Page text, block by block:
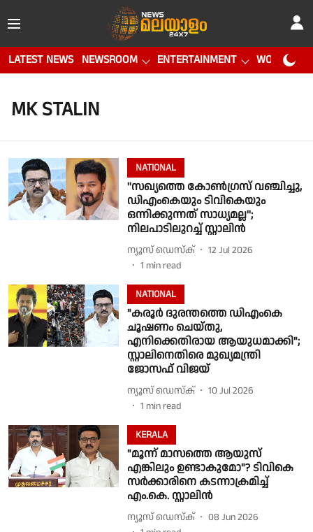
LATEST NEWS NEWSROOM ENTERTAINMENT WORLD CUP
MK STALIN
NATIONAL
''സഖ്യത്തെ കോണ്‍ഗ്രസ് വഞ്ചിച്ചു,
ഡിഎംകെയും ടിവികെയും
ഒന്നിക്കുന്നത് സാധ്യമല്ല'';
നിലപാടിലുറച്ച് സ്റ്റാലിന്‍
ന്യൂസ് ഡെസ്ക്
12 Jul 2026
1 min read
NATIONAL
"കരൂർ ദുരന്തത്തെ ഡിഎംകെ
ചൂഷണം ചെയ്തു,
എനിക്കെതിരായ ആയുധമാക്കി";
സ്റ്റാലിനെതിരെ മുഖ്യമന്ത്രി
ജോസഫ് വിജയ്
ന്യൂസ് ഡെസ്ക്
10 Jul 2026
1 min read
KERALA
"മൂന്ന് മാസത്തെ ആയുസ്
എങ്കിലും ഉണ്ടാകുമോ"? ടിവികെ
സർക്കാരിനെ കടന്നാക്രമിച്ച്
എം.കെ. സ്റ്റാലിൻ
ന്യൂസ് ഡെസ്ക്
08 Jun 2026